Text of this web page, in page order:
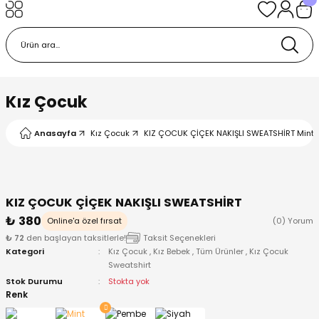
Kız Çocuk
Anasayfa Kız Çocuk KIZ ÇOCUK ÇİÇEK NAKIŞLI SWEATSHİRT
KIZ ÇOCUK ÇİÇEK NAKIŞLI SWEATSHİRT
₺ 380
Online'a özel fırsat
(0) Yorum
₺ 72 den başlayan taksitlerle!
Taksit Seçenekleri
Kategori
Kız Çocuk , Kız Bebek ,Tüm Ürünler , Kız Çocuk
Sweatshirt
Stok Durumu
Stokta yok
Renk
Body
Bere ve Eldiven
Body
ve Patik
Çıkışı ve Zıbın Seti
Ürünleri